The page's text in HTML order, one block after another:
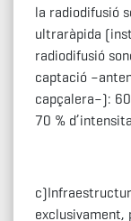
la radiodifusió
ultraràpida
radiodifusió
captació
capçalera–):
70 %
exclusivament,